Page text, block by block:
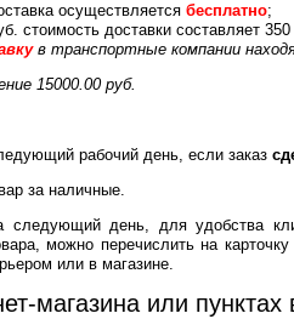
осуществляетсябесплатно;
стоимость доставки составляет 350
в транспортные компании
15000.00 руб.
рабочий день, если заказ
за наличные.
следующий день, для удобства
можно перечислить на
или в магазине.
магазина или пунктах